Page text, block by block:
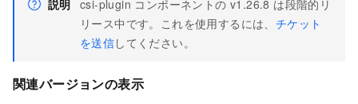
説明 csi-plugin コンポーネントの v1.26.8 は段階的リ
リース中です。これを使用するには、 チケット
を送信してください。
関連バージョンの表示